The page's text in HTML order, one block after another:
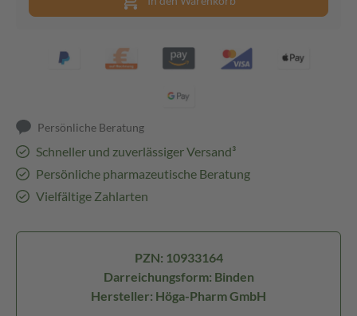
Persönliche Beratung
Schneller und zuverlässiger Versand³
Persönliche pharmazeutische Beratung
Vielfältige Zahlarten
PZN: 10933164
Darreichungsform: Binden
Hersteller: Höga-Pharm GmbH